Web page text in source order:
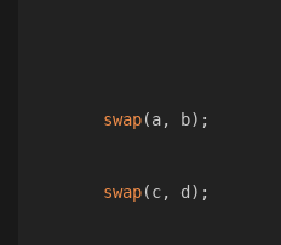
swap(a, b) ;
swap(c, d ) ;